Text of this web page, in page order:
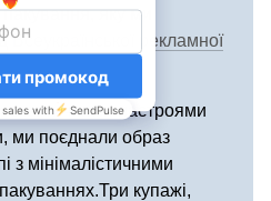
яку ми
Всеукраїнської рекламної
екзотичними настроями
ми поєднали образ
з мінімалістичними
купажі,